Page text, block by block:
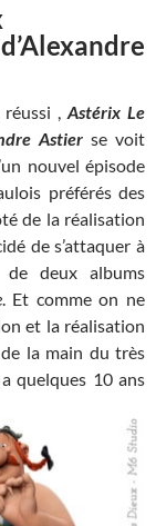
, Astérix Le
Astierse voit
nouvel épisode
préférés des
de la réalisation
de s’attaquer à
deux albums
. Et comme on ne
et la réalisation
la main du très
quelques 10 ans